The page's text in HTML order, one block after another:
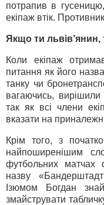
потрапив в
екіпаж втік.
Якщо ти
Коли екіпаж
питання як його
танку чи
вагаючись,
так як всі члени
вказати на
Крім того, з
найпоширенішим
футбольних матчах
назву
Ізюмом Богдан
змайструвати